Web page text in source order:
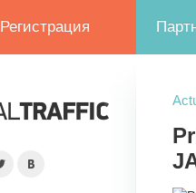
Регистрация